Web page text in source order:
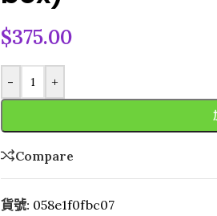
$375.00
- +
Compare
貨號: 058e1f0fbc07